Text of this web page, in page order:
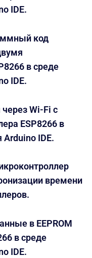
IDE.
код
в среде
IDE.
Wi-Fi с
ESP8266 в
IDE.
времени
в EEPROM
в среде
IDE.